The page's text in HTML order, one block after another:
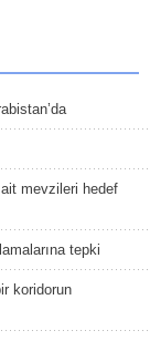
mevzileri hedef
tepki
koridorun